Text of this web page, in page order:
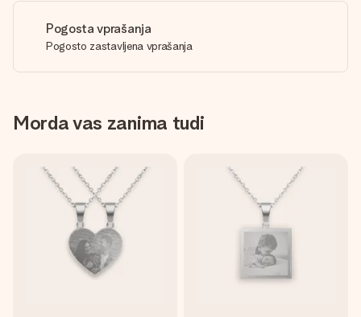
Pogosta vprašanja
Pogosto zastavljena vprašanja
Morda vas zanima tudi